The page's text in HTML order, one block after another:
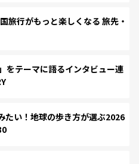
行がもっと楽しくなる 旅先・
をテーマに語るインタビュー連
たい！地球の歩き方が選ぶ2026